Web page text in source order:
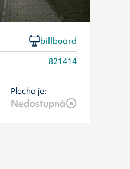
billboard
821414
Plocha je:
Nedostupná